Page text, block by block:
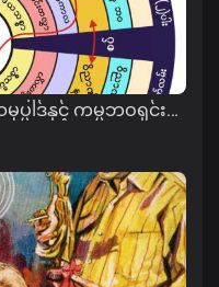
03 - ၁၄-၄-၁၉၉၃ (နံနက်) ပဋိစ္စသမုပ္ပါဒ်နှင့် ကမ္မဘဝရှင်းတမ်းတရား